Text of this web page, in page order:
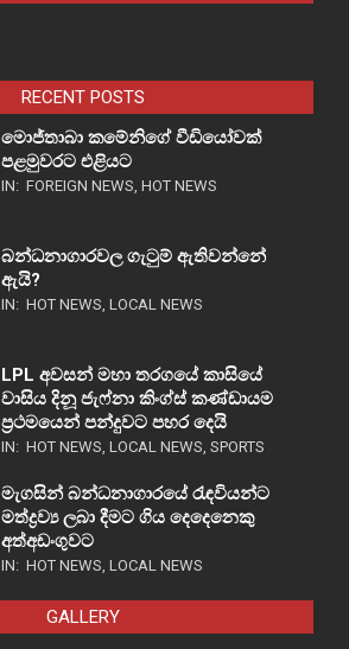
RECENT POSTS
මොජ්තාබා කමේනිගේ වීඩියෝවක්
පළමුවරට එළියට
IN: FOREIGN NEWS, HOT NEWS
බන්ධනාගාරවල ගැටුම් ඇතිවන්නේ
ඇයි?
IN: HOT NEWS, LOCAL NEWS
LPL අවසන් මහා තරගයේ කාසියේ
වාසිය දිනූ ජැෆ්නා කිංග්ස් කණ්ඩායම
ප්‍රථමයෙන් පන්දුවට පහර දෙයි
IN: HOT NEWS, LOCAL NEWS, SPORTS
මැගසින් බන්ධනාගාරයේ රැඳවියන්ට
මත්ද්‍රව්‍ය ලබා දීමට ගිය දෙදෙනෙකු
අත්අඩංගුවට
IN: HOT NEWS, LOCAL NEWS
GALLERY